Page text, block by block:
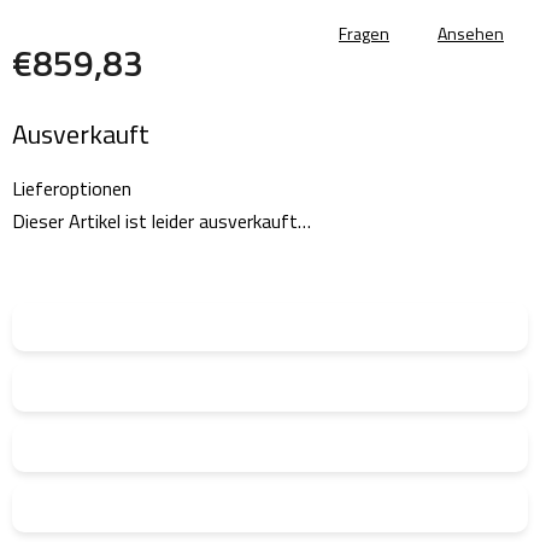
€859,83
Ausverkauft
Lieferoptionen
Dieser Artikel ist leider ausverkauft…
Fragen Ansehen